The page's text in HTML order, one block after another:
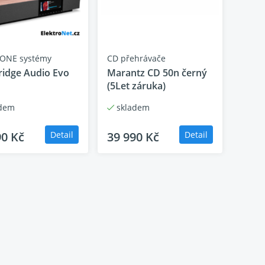
rušit digitální signál. CXC má na výběr
systémy
Audio Evo
Kč Detail
CD přehrávače
Marantz CD 50n černý
(5Let záruka)
skladem
39 990 Kč Detail